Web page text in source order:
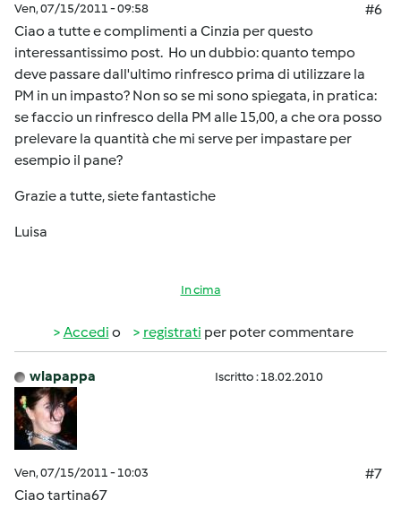
Ven, 07/15/2011 - 09:58
#6
Ciao a tutte e complimenti a Cinzia per questo
interessantissimo post. Ho un dubbio: quanto tempo
deve passare dall'ultimo rinfresco prima di utilizzare la
PM in un impasto? Non so se mi sono spiegata, in pratica:
se faccio un rinfresco della PM alle 15,00, a che ora posso
prelevare la quantità che mi serve per impastare per
esempio il pane?
Grazie a tutte, siete fantastiche
Luisa
In cima
Accedi o registrati per poter commentare
wlapappa Iscritto : 18.02.2010
Ven, 07/15/2011 - 10:03
#7
Ciao tartina67